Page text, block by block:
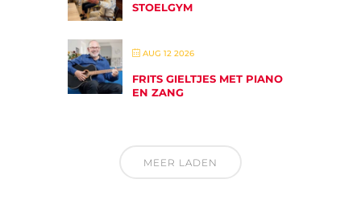
STOELGYM
AUG 12 2026
FRITS GIELTJES MET PIANO
EN ZANG
MEER LADEN